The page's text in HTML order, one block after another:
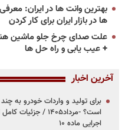
ها در بازار ایران برای کار کردن
علت صدای چرخ جلو ماشین
+ عیب یابی و راه حل ها
آخرین اخبار
برای تولید و واردات خودرو به
است؟ -مرداد۱۴۰۵ /
اجرایی ماده ۱۰